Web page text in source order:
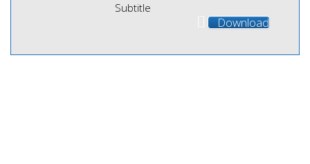
Subtitle
Download